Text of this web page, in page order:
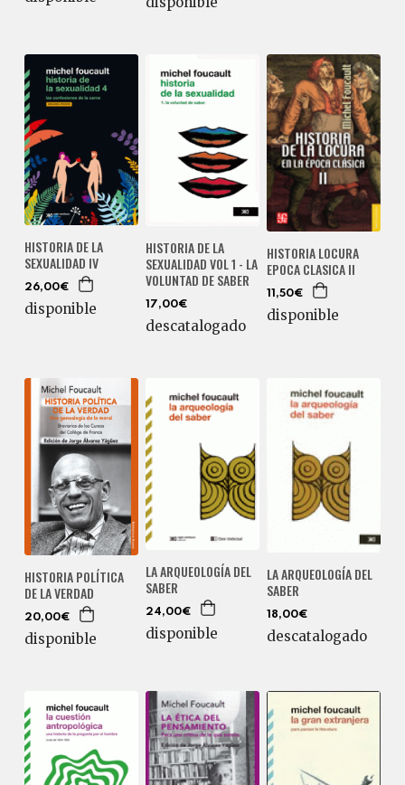
HISTORIA DE LA
SEXUALIDAD IV
26,00€
disponible
HISTORIA DE LA
SEXUALIDAD VOL 1 - LA
VOLUNTAD DE SABER
17,00€
descatalogado
HISTORIA LOCURA
EPOCA CLASICA II
11,50€
disponible
HISTORIA POLÍTICA
DE LA VERDAD
20,00€
disponible
LA ARQUEOLOGÍA DEL
SABER
24,00€
disponible
LA ARQUEOLOGÍA DEL
SABER
18,00€
descatalogado